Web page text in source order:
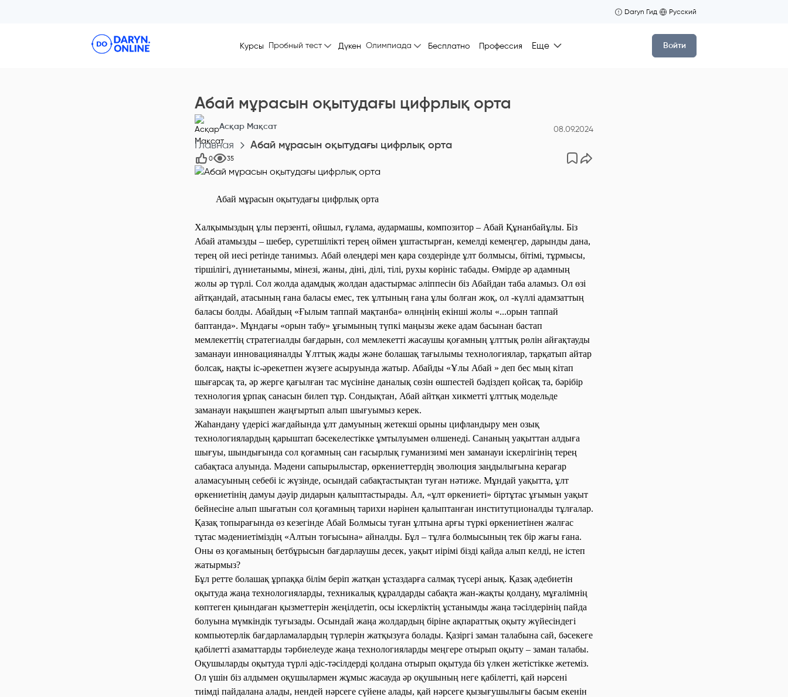
Daryn Гид Русский
Курсы Пробный тест Дүкен Олимпиада Бесплатно Профессия Еще Войти
Абай мұрасын оқытудағы цифрлық орта
Асқар Мақсат 08.09.2024
Главная Абай мұрасын оқытудағы цифрлық орта
0 35
Абай мұрасын оқытудағы цифрлық орта
Халқымыздың ұлы перзенті, ойшыл, ғұлама, аудармашы, композитор – Абай Құнанбайұлы. Біз
Абай атамызды – шебер, суретшілікті терең оймен ұштастырған, кемелді кемеңгер, дарынды дана,
терең ой иесі ретінде танимыз. Абай өлеңдері мен қара сөздерінде ұлт болмысы, бітімі, тұрмысы,
тіршілігі, дүниетанымы, мінезі, жаны, діні, ділі, тілі, рухы көрініс табады. Өмірде әр адамның
жолы әр түрлі. Сол жолда адамдық жолдан адастырмас әліппесін біз Абайдан таба аламыз. Ол өзі
айтқандай, атасының ғана баласы емес, тек ұлтының ғана ұлы болған жоқ, ол -күллі адамзаттың
баласы болды. Абайдың «Ғылым таппай мақтанба» өлнңінің екінші жолы «...орын таппай
баптанда». Мұндағы «орын табу» ұғымының түпкі маңызы жеке адам басынан бастап
мемлекеттің стратегиалды бағдарын, сол мемлекетті жасаушы қоғамның ұлттық рөлін айғақтауды
заманауи инновацияналды Ұлттық жады және болашақ тағылымы технологиялар, тарқатып айтар
болсақ, нақты іс-әрекетпен жүзеге асыруында жатыр. Абайды «Ұлы Абай » деп бес мың кітап
шығарсақ та, әр жерге қағылған тас мүсініне даналық сөзін өшпестей бәдіздеп қойсақ та, бәрібір
технология ұрпақ санасын билеп тұр. Сондықтан, Абай айтқан хикметті ұлттық модельде
заманауи нақышпен жаңғыртып алып шығуымыз керек.
Жаһандану үдерісі жағдайында ұлт дамуының жетекші орыны цифландыру мен озық
технологиялардың қарыштап бәсекелестікке ұмтылуымен өлшенеді. Сананың уақыттан алдыға
шығуы, шындығында сол қоғамның сан ғасырлық гуманизимі мен заманауи іскерлігінің терең
сабақтаса алуында. Мәдени сапырылыстар, өркениеттердің эволюция заңдылығына керағар
аламасуының себебі іс жүзінде, осындай сабақтастықтан туған нәтиже. Мұндай уақытта, ұлт
өркениетінің дамуы дәуір дидарын қалыптастырады. Ал, «ұлт өркениеті» біртұтас ұғымын уақыт
бейнесіне алып шығатын сол қоғамның тарихи нәрінен қалыптанған институтционалды тұлғалар.
Қазақ топырағында өз кезегінде Абай Болмысы туған ұлтына арғы түркі өркениетінен жалғас
тұтас мәдениетіміздің «Алтын тоғысына» айналды. Бұл – тұлға болмысының тек бір жағы ғана.
Оны өз қоғамының бетбұрысын бағдарлаушы десек, уақыт иірімі бізді қайда алып келді, не істеп
жатырмыз?
Бұл ретте болашақ ұрпаққа білім беріп жатқан ұстаздарға салмақ түсері анық. Қазақ әдебиетін
оқытуда жаңа технологияларды, техникалық құралдарды сабақта жан-жақты қолдану, мұғалімнің
көптеген қиындаған қызметтерін жеңілдетіп, осы іскерліктің ұстанымды жаңа тәсілдерінің пайда
болуына мүмкіндік туғызады. Осындай жаңа жолдардың біріне ақпараттық оқыту жүйесіндегі
компьютерлік бағдарламалардың түрлерін жатқызуға болады. Қазіргі заман талабына сай, бәсекеге
қабілетті азаматтарды тәрбиелеуде жаңа технологияларды меңгере отырып оқыту – заман талабы.
Оқушыларды оқытуда түрлі әдіс-тәсілдерді қолдана отырып оқытуда біз үлкен жетістікке жетеміз.
Ол үшін біз алдымен оқушылармен жұмыс жасауда әр оқушының неге қабілетті, қай нәрсені
тиімді пайдалана алады, нендей нәрсеге сүйене алады, қай нәрсеге қызығушылығы басым екенін